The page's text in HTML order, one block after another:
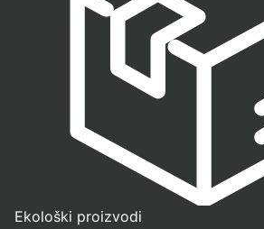
Ekološki proizvodi